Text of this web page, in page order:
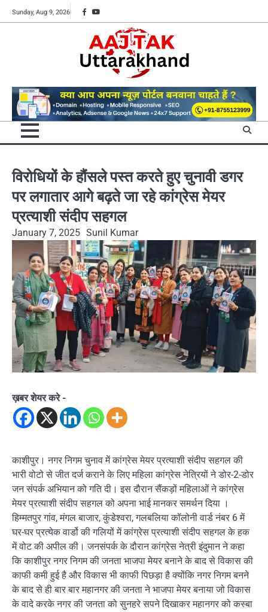
to
Sunday, Aug 9, 2026 Facebook
YouTube
विरोधियों के हौंसले पस्त करते हुए चुनावी डगर
पर लगातार आगे बढ़ते जा रहे कांग्रेस मेयर
प्रत्याशी संदीप सहगल
January 7, 2025 Sunil Kumar
ख़बर शेयर करे -
काशीपुर। नगर निगम चुनाव में कांग्रेस मेयर प्रत्याशी संदीप सहगल की
भारी वोटो से जीत दर्ज कराने के लिए महिला कांग्रेस नेत्रियों ने डोर-2-डोर
जन संपर्क अभियान को गति दी। इस दौरान सैंकड़ों महिलाओं ने कांग्रेस
मेयर प्रत्याशी संदीप सहगल को अपना भाई मानकर समर्थन दिया ।
हिम्मतपुर गांव, मंगल बाजार, कुंडेश्वरा, गलबलिया कॉलोनी वार्ड नंबर 6 में
घर-घर प्रत्येक वार्डो की गलियों में कांग्रेस प्रत्याशी संदीप सहगल के हक
में वोट की अपील की। जनसंपर्क के दौरान कांग्रेस नेत्री इंदुमान ने कहा
कि काशीपुर नगर निगम की जनता भाजपा मेयर बनाने के बाद से विकास की
काफी कमी हुई है और विकास भी काफी पिछड़ा है क्योंकि नगर निगम बनने
के बाद से ही बार बार महानगर की जनता ने भाजपा मेयर बनाया जो विकास
के वादे करके नगर की जनता को सुनहरे सपने दिखाकर महानगर को कस्बा